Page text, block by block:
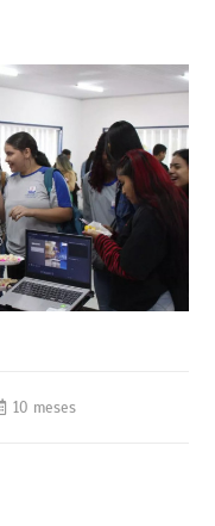
10 meses